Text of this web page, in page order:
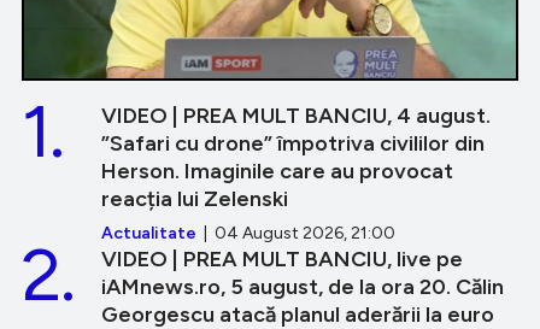
VIDEO | PREA MULT BANCIU, 4 august.
”Safari cu drone” împotriva civililor din
Herson. Imaginile care au provocat
reacția lui Zelenski
Actualitate | 04 August 2026, 21:00
1.
VIDEO | PREA MULT BANCIU, live pe
iAMnews.ro, 5 august, de la ora 20. Călin
Georgescu atacă planul aderării la euro
2.